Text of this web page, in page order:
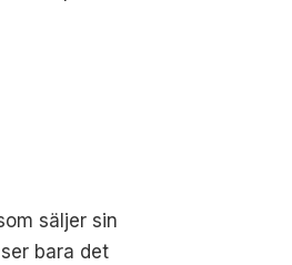
säljer sin
bara det